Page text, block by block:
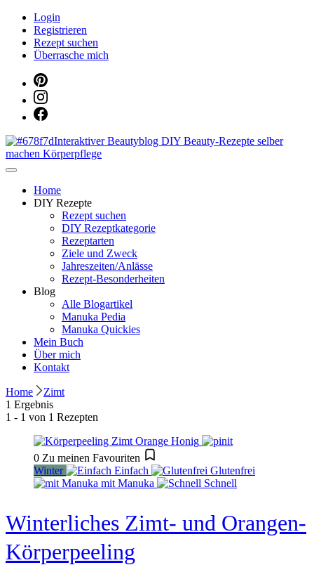
Login
Registrieren
Rezept suchen
Überrasche mich
Manuka Magic – Natürlich schön:
Dein interaktiver DIY Beautyblog
Home
DIY Rezepte
Rezept suchen
DIY Rezeptkategorie
Rezeptarten
Ziele und Zweck
Jahreszeiten/Anlässe
Rezept-Besonderheiten
Blog
Alle Blogartikel
Manuka Pedia
Manuka Quickies
Mein Buch
Über mich
Kontakt
Home
Zimt
1 Ergebnis
1 - 1 von 1 Rezepten
0 Zu meinen Favouriten
Winter
Einfach
Glutenfrei
mit Manuka
Schnell
Winterliches Zimt- und Orangen-
Körperpeeling